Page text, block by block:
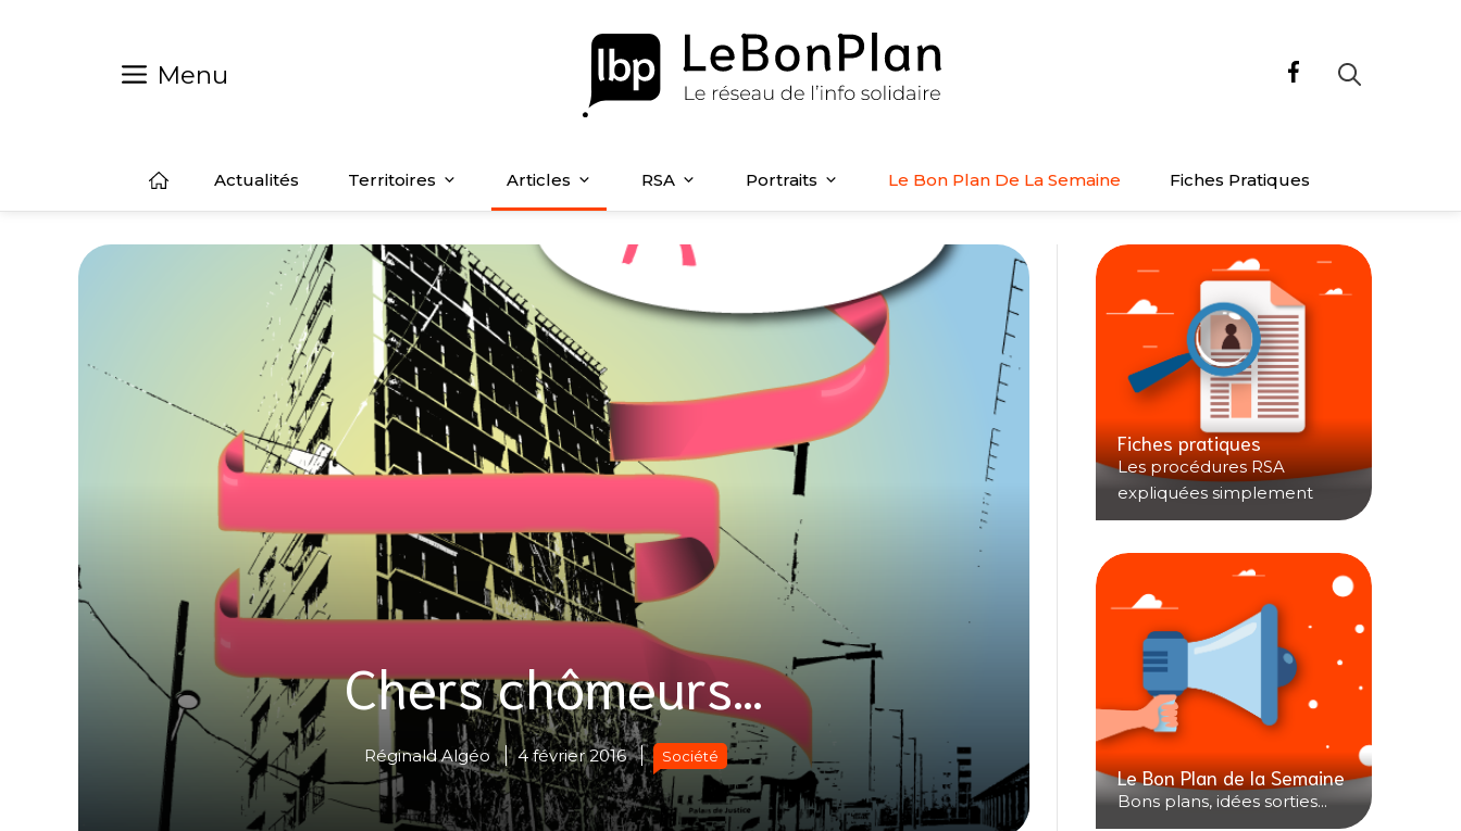
Menu
Actualités Territoires Articles RSA Portraits Le Bon Plan De La Semaine Fiches Pratiques
Chers chômeurs…
Réginald Algéo 4 février 2016 Société
Fiches pratiques
Les procédures RSA
expliquées simplement
Le Bon Plan de la Semaine
Bons plans, idées sorties...